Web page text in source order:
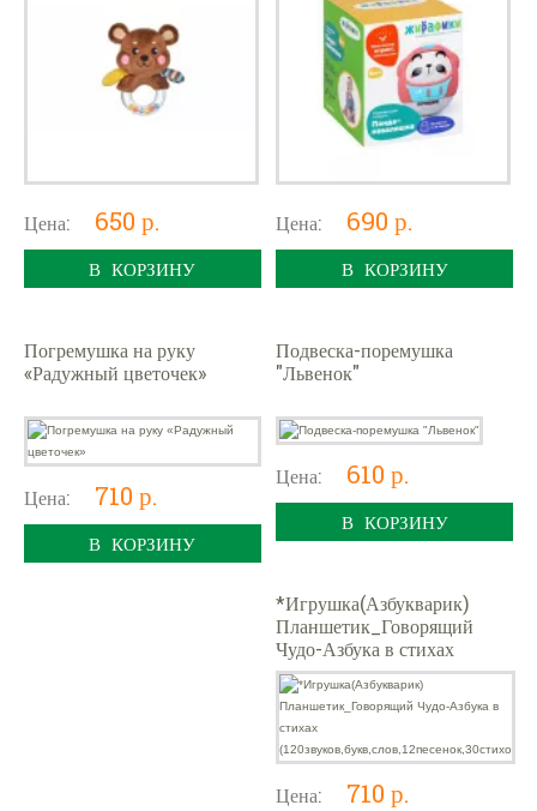
Цена: 650 р.
В КОРЗИНУ
Цена: 690 р.
В КОРЗИНУ
Погремушка на руку
«Радужный цветочек»
Цена: 710 р.
В КОРЗИНУ
Подвеска-поремушка
"Львенок"
Цена: 610 р.
В КОРЗИНУ
*Игрушка(Азбукварик)
Планшетик_Говорящий
Чудо-Азбука в стихах
(120звуков,букв,слов,12песе
нок,30стихо
Цена: 710 р.